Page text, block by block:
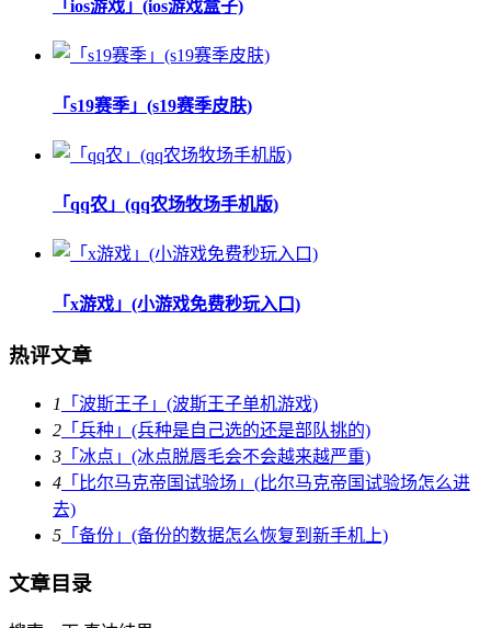
「ios游戏」(ios游戏盒子)
「s19赛季」(s19赛季皮肤)
「qq农」(qq农场牧场手机版)
「x游戏」(小游戏免费秒玩入口)
热评文章
1
「波斯王子」(波斯王子单机游戏)
2 「兵种」(兵种是自己选的还是部队挑的)
3 「冰点」(冰点脱唇毛会不会越来越严重)
4 「比尔马克帝国试验场」(比尔马克帝国试验场怎么进
去)
5 「备份」(备份的数据怎么恢复到新手机上)
文章目录